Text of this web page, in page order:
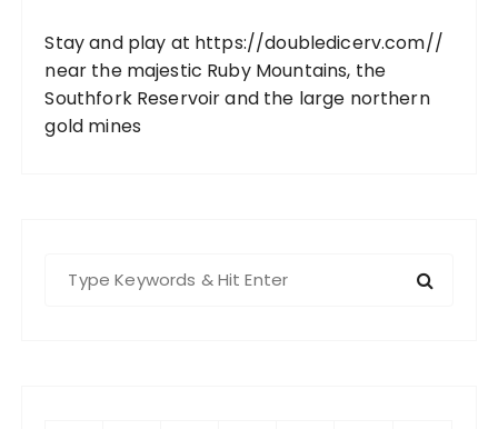
Stay and play at https://doubledicerv.com//
near the majestic Ruby Mountains, the
Southfork Reservoir and the large northern
gold mines